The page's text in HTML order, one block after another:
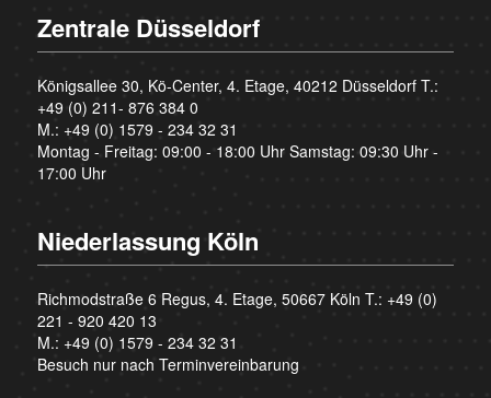
Zentrale Düsseldorf
Königsallee 30, Kö-Center, 4. Etage, 40212 Düsseldorf T.:
+49 (0) 211- 876 384 0
M.: +49 (0) 1579 - 234 32 31
Montag - Freitag: 09:00 - 18:00 Uhr Samstag: 09:30 Uhr -
17:00 Uhr
Niederlassung Köln
Richmodstraße 6 Regus, 4. Etage, 50667 Köln T.: +49 (0)
221 - 920 420 13
M.: +49 (0) 1579 - 234 32 31
Besuch nur nach Terminvereinbarung